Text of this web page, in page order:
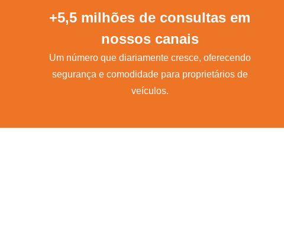
+5,5 milhões de consultas em
nossos canais
Um número que diariamente cresce, oferecendo
segurança e comodidade para proprietários de
veículos.